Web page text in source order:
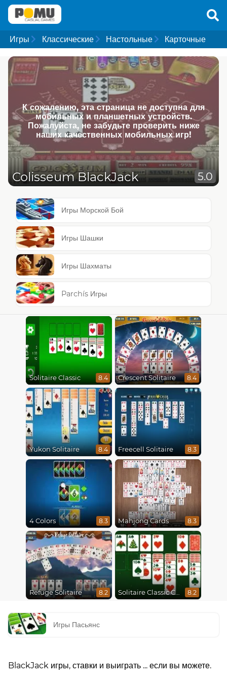
Игры Классические Настольные Карточные
К сожалению, эта страница не доступна для
мобильных и планшетных устройств.
Пожалуйста, не забудьте проверить ниже
наших качественных мобильных игр!
Colisseum BlackJack 5.0
Игры Морской Бой
Игры Шашки
Игры Шахматы
Parchís Игры
Solitaire Classic 8.4 Crescent Solitaire 8.4
Yukon Solitaire 8.4 Freecell Solitaire 8.3
4 Colors 8.3 Mahjong Cards 8.3
Refuge Solitaire 8.2 Solitaire Classic Christmas 8.2
Игры Пасьянс
BlackJack игры, ставки и выиграть ... если вы можете.